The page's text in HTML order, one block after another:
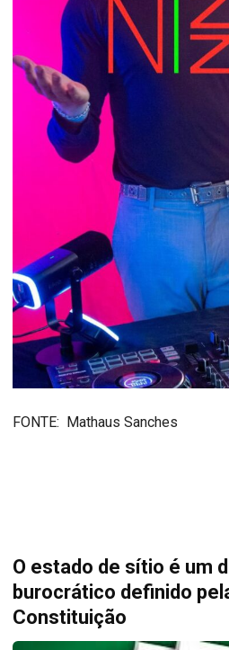
FONTE: Mathaus Sanches
O estado de sítio é um
burocrático definido
Constituição